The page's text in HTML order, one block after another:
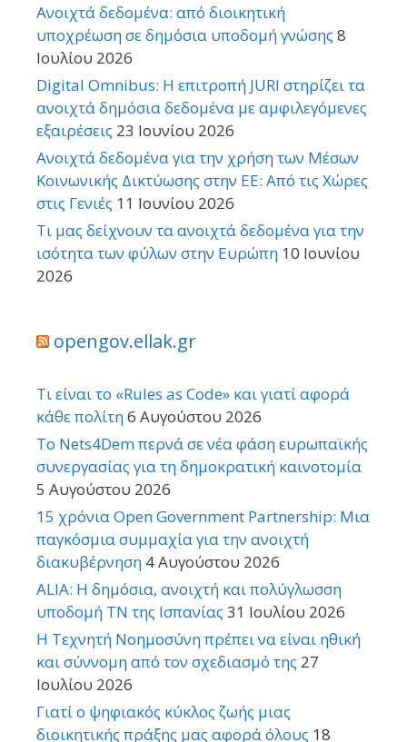
Ανοιχτά δεδομένα: από διοικητική
υποχρέωση σε δημόσια υποδομή γνώσης 8
Ιουλίου 2026
Digital Omnibus: Η επιτροπή JURI στηρίζει τα
ανοιχτά δημόσια δεδομένα με αμφιλεγόμενες
εξαιρέσεις 23 Ιουνίου 2026
Ανοιχτά δεδομένα για την χρήση των Μέσων
Κοινωνικής Δικτύωσης στην ΕΕ: Από τις Χώρες
στις Γενιές 11 Ιουνίου 2026
Τι μας δείχνουν τα ανοιχτά δεδομένα για την
ισότητα των φύλων στην Ευρώπη 10 Ιουνίου
2026
opengov.ellak.gr
Τι είναι το «Rules as Code» και γιατί αφορά
κάθε πολίτη6 Αυγούστου 2026
Το Nets4Dem περνά σε νέα φάση ευρωπαϊκής
συνεργασίας για τη δημοκρατική καινοτομία
5 Αυγούστου 2026
15 χρόνια Open Government Partnership: Μια
παγκόσμια συμμαχία για την ανοιχτή
διακυβέρνηση 4 Αυγούστου 2026
ALIA: Η δημόσια, ανοιχτή και πολύγλωσση
υποδομή ΤΝ της Ισπανίας 31 Ιουλίου 2026
Η Τεχνητή Νοημοσύνη πρέπει να είναι ηθική
και σύννομη από τον σχεδιασμό της 27
Ιουλίου 2026
Γιατί ο ψηφιακός κύκλος ζωής μιας
διοικητικής πράξης μας αφορά όλους 18